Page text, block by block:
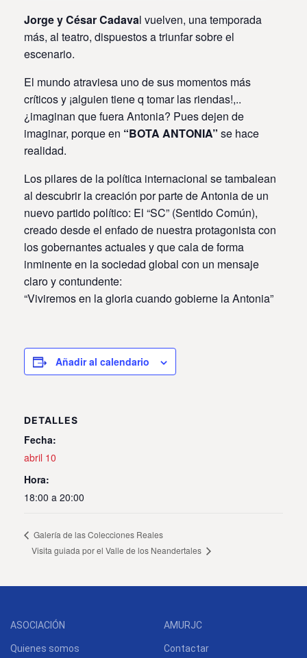
Jorge y César Cadaval vuelven, una temporada
más, al teatro, dispuestos a triunfar sobre el
escenario.
El mundo atraviesa uno de sus momentos más
críticos y ¡alguien tiene q tomar las riendas!,..
¿imaginan que fuera Antonia? Pues dejen de
imaginar, porque en “BOTA ANTONIA” se hace
realidad.
Los pilares de la política internacional se tambalean
al descubrir la creación por parte de Antonia de un
nuevo partido político: El “SC” (Sentido Común),
creado desde el enfado de nuestra protagonista con
los gobernantes actuales y que cala de forma
inminente en la sociedad global con un mensaje
claro y contundente:
“Viviremos en la gloria cuando gobierne la Antonia”
Añadir al calendario
DETALLES
Fecha:
abril 10
Hora:
18:00 a 20:00
Galería de las Colecciones Reales
Visita guiada por el Valle de los Neandertales
ASOCIACIÓN
Quienes somos
AMURJC
Contactar